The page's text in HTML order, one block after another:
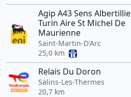
Agip A43 Sens Albertillie
Turin Aire St Michel De
Maurienne
Saint-Martin-D'Arc
25,0 km
Relais Du Doron
Salins-Les-Thermes
20,7 km